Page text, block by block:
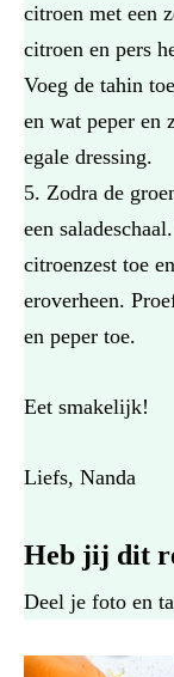
citroen met een
citroen en pers
Voeg de tahin
en wat peper en
egale dressing.
Zodra de
een
citroenzest toe
eroverheen.
en peper toe.
Eet smakelijk!
Liefs, Nanda
Heb jij dit
Deel je foto en